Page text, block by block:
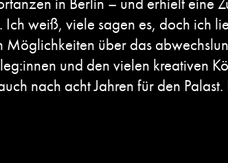
Ich weiß, viele sagen es, doch ich
Möglichkeiten über das
und den vielen kreativen
nach acht Jahren für den Palast.